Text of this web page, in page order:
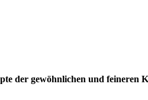
der gewöhnlichen und feineren